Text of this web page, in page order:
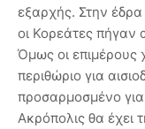
εξαρχής. Στην έδρα
οι Κορεάτες πήγαν
Όμως οι επιμέρους
περιθώριο για
προσαρμοσμένο
Ακρόπολις θα έχει